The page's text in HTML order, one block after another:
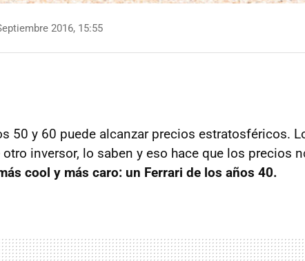
2016, 15:55
50 y 60 puede alcanzar precios estratosféricos.
inversor, lo saben y eso hace que los precios
cool y más caro: un Ferrari de los años 40.